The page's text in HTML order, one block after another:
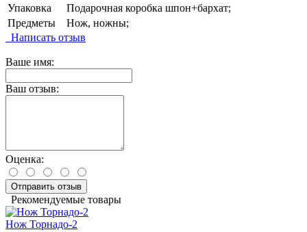
Упаковка
Подарочная коробка шпон+бархат;
Предметы
Нож, ножны;
Написать отзыв
Ваше имя:
Ваш отзыв:
Оценка:
Отправить отзыв
Рекомендуемые товары
Нож Торнадо-2